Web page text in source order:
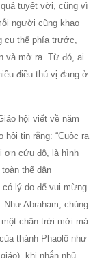
tuyệt vời, cũng vì
người cũng khao
cụ thể phía trước,
và mở ra. Từ đó, ai
điều thú vị đang ở
hội viết về năm
hội tin rằng: “Cuộc ra
ơn cứu độ, là hình
thể dân
có lý do để vui mừng
Abraham, chúng
chân trời mới mà
thánh Phaolô như
khi nhắn nhủ